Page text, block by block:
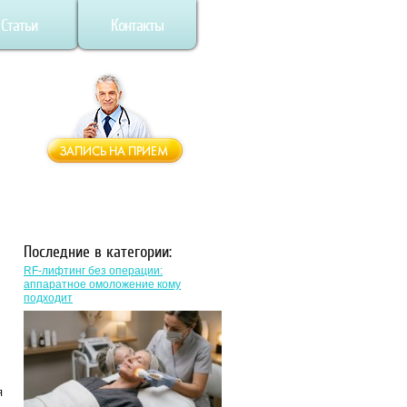
Статьи Контакты
Последние в категории:
RF-лифтинг без операции:
аппаратное омоложение кому
подходит